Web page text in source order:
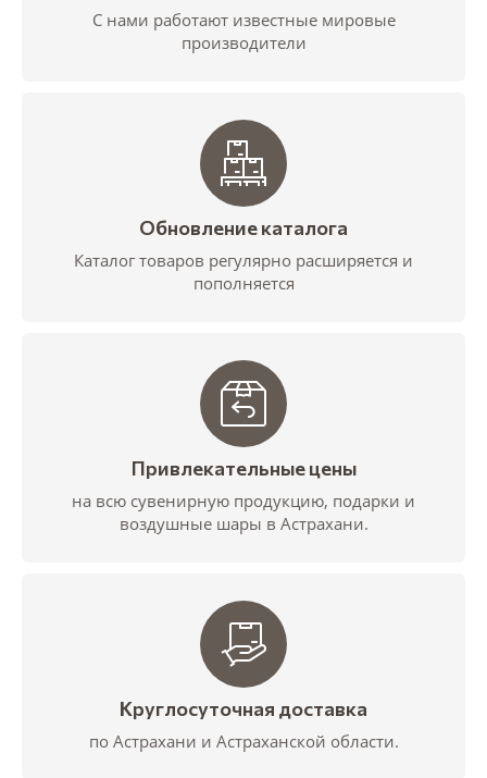
С нами работают известные мировые
производители
Обновление каталога
Каталог товаров регулярно расширяется и
пополняется
Привлекательные цены
на всю сувенирную продукцию, подарки и
воздушные шары в Астрахани.
Круглосуточная доставка
по Астрахани и Астраханской области.